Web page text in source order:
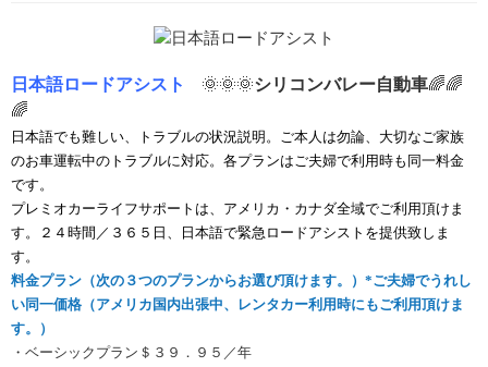
日本語ロードアシスト 🌞🌞🌞シリコンバレー自動車🌈🌈
🌈
日本語でも難しい、トラブルの状況説明。ご本人は勿論、大切なご家族
のお車運転中のトラブルに対応。各プランはご夫婦で利用時も同一料金
です。
プレミオカーライフサポートは、アメリカ・カナダ全域でご利用頂けま
す。
２４時間／３６５日、日本語で緊急ロードアシストを提供致しま
す。
料金プラン（次の３つのプランからお選び頂けます。）*ご夫婦でうれし
い同一価格（アメリカ国内出張中、レンタカー利用時にもご利用頂けま
す。）
・ベーシックプラン＄３９．９５／年